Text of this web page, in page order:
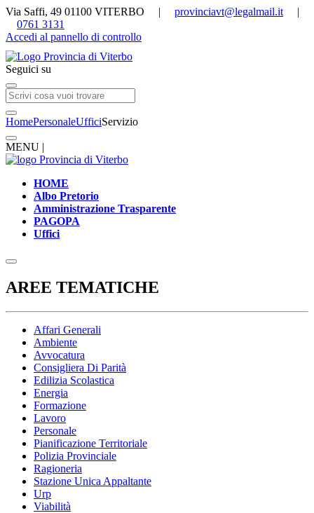
Via Saffi, 49 01100 VITERBO | provinciavt@legalmail.it |
0761 3131
Accedi al pannello di controllo
Seguici su
HomePersonaleUfficiServizio
MENU |
HOME
Albo Pretorio
Amministrazione Trasparente
PAGOPA
Uffici
AREE TEMATICHE
Affari Generali
Ambiente
Avvocatura
Consigliera Di Parità
Edilizia Scolastica
Energia
Formazione
Lavoro
Personale
Pianificazione Territoriale
Polizia Provinciale
Ragioneria
Stazione Unica Appaltante
Urp
Viabilità